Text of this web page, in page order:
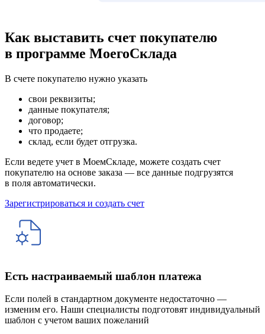
Как выставить счет покупателю
в программе МоегоСклада
В счете покупателю нужно указать
свои реквизиты;
данные покупателя;
договор;
что продаете;
склад, если будет отгрузка.
Если ведете учет в МоемСкладе, можете создать счет
покупателю на основе заказа — все данные подгрузятся
в поля автоматически.
Зарегистрироваться и создать счет
Есть настраиваемый шаблон платежа
Если полей в стандартном документе недостаточно —
изменим его. Наши специалисты подготовят индивидуальный
шаблон с учетом ваших пожеланий